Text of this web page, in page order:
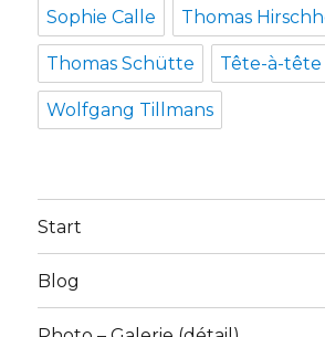
Sophie Calle Thomas
Thomas Schütte Tête-à-tête
Wolfgang Tillmans
Start
Blog